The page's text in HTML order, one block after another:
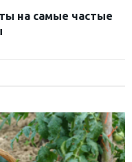
на самые частые